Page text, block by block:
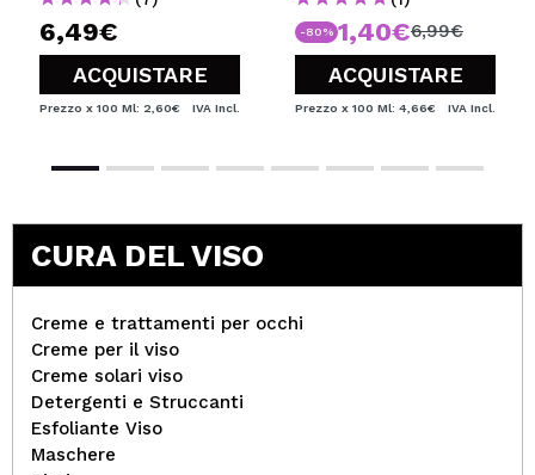
6,49€
ACQUISTARE
Prezzo x 100 Ml: 2,60€ IVA Incl.
-80% 1,40€6,99€
ACQUISTARE
Prezzo x 100 Ml: 4,66€ IVA Incl.
CURA DEL VISO
Creme e trattamenti per occhi
Creme per il viso
Creme solari viso
Detergenti e Struccanti
Esfoliante Viso
Maschere